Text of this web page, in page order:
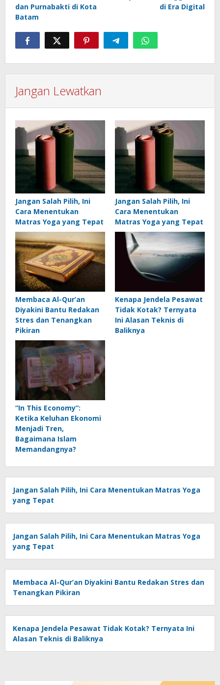
dan Purnabakti di Kota
Batam
di Era Digital
Jangan Lewatkan
Jangan Salah Pilih, Ini
Cara Menentukan
Matras Yoga yang Tepat
Jangan Salah Pilih, Ini
Cara Menentukan
Matras Yoga yang Tepat
Membaca Al-Qur’an
Diyakini Bantu Redakan
Stres dan Tenangkan
Pikiran
Kenapa Jendela Pesawat
Tidak Kotak? Ternyata
Ini Alasan Teknis di
Baliknya
“In This Economy”:
Ketika Keluhan Ekonomi
Menjadi Tren,
Bagaimana Islam
Memandangnya?
Jangan Salah Pilih, Ini Cara Menentukan Matras Yoga
yang Tepat
Jangan Salah Pilih, Ini Cara Menentukan Matras Yoga
yang Tepat
Membaca Al-Qur’an Diyakini Bantu Redakan Stres dan
Tenangkan Pikiran
Kenapa Jendela Pesawat Tidak Kotak? Ternyata Ini
Alasan Teknis di Baliknya